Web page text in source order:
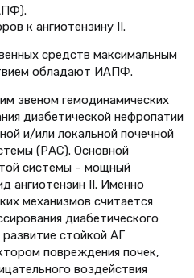
к ангиотензину II.
средств максимальным
обладают ИАПФ.
звеном гемодинамических
диабетической нефропатии
и/или локальной почечной
(РАС). Основной
системы – мощный
ангиотензин II. Именно
механизмов считается
диабетического
стойкой АГ
повреждения почек,
воздействия